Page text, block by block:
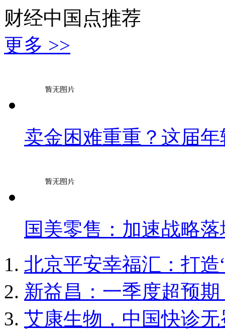
财经中国点推荐
更多 >>
卖金困难重重？这届
国美零售：加速战略
北京平安幸福汇：打
新益昌：一季度超预
艾康生物，中国快诊